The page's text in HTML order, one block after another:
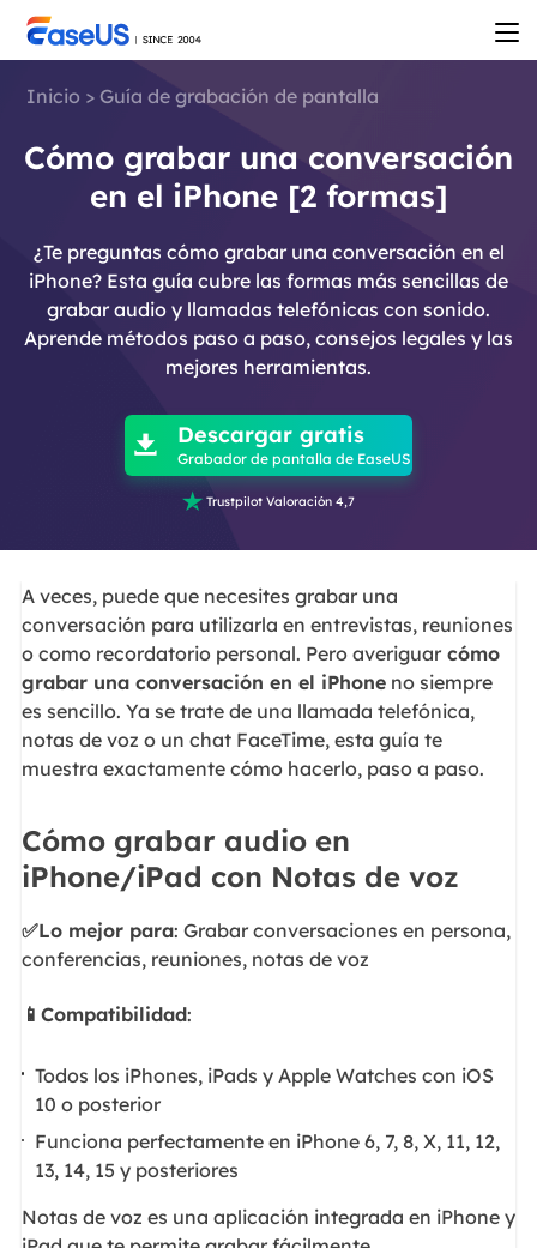
Inicio > Guía de grabación de pantalla
Cómo grabar una conversación
en el iPhone [2 formas]
¿Te preguntas cómo grabar una conversación en el
iPhone? Esta guía cubre las formas más sencillas de
grabar audio y llamadas telefónicas con sonido.
Aprende métodos paso a paso, consejos legales y las
mejores herramientas.
 Descargar gratis
Grabador de pantalla de EaseUS
 Trustpilot Valoración 4,7
A veces, puede que necesites grabar una
conversación para utilizarla en entrevistas, reuniones
o como recordatorio personal. Pero averiguarcómo
grabar una conversación en el iPhoneno siempre
es sencillo. Ya se trate de una llamada telefónica,
notas de voz o un chat FaceTime, esta guía te
muestra exactamente cómo hacerlo, paso a paso.
Cómo grabar audio en
iPhone/iPad con Notas de voz
✅Lo mejor para: Grabar conversaciones en persona,
conferencias, reuniones, notas de voz
📱Compatibilidad:
Todos los iPhones, iPads y Apple Watches con iOS
10 o posterior
Funciona perfectamente en iPhone 6, 7, 8, X, 11, 12,
13, 14, 15 y posteriores
Notas de voz es una aplicación integrada en iPhone y